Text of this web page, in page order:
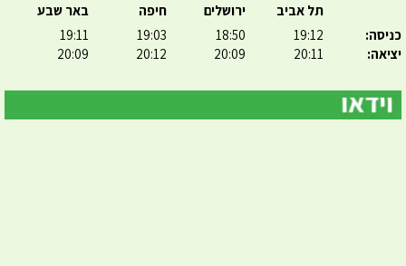
כניסה:
יציאה:
תל אביב
19:12
20:11
ירושלים
18:50
20:09
חיפה
19:03
20:12
באר שבע
19:11
20:09